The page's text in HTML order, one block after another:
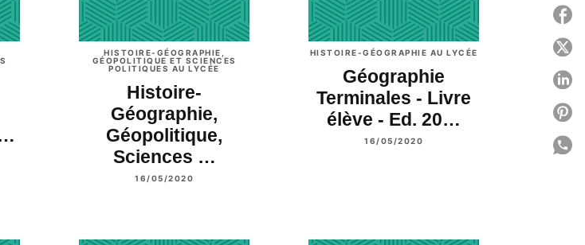
HISTOIRE-GÉOGRAPHIE,
GÉOPOLITIQUE ET SCIENCES
POLITIQUES AU LYCÉE
Histoire-
Géographie,
Géopolitique,
Sciences …
16/05/2020
HISTOIRE-GÉOGRAPHIE AU LYCÉE
Géographie
Terminales - Livre
élève - Ed. 20…
16/05/2020